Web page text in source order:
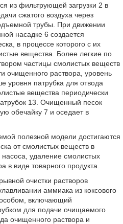
из фильтрующей загрузки 2 в
сжатого воздуха через
трубы. При движении
насадке 6 создается
в процессе которого с их
вещества. Более легкие по
частицы смолистых веществ
очищенного раствора, уровень
уровня патрубка для отвода
вещества периодически
13. Очищенный песок
обечайку 7 и оседает в
полезной модели достигаются
от смолистых веществ в
удаление смолистых
в виде товарного продукта.
очистки растворов
аммиака из коксового
включающий
для подачи очищаемого
очищенного раствора и